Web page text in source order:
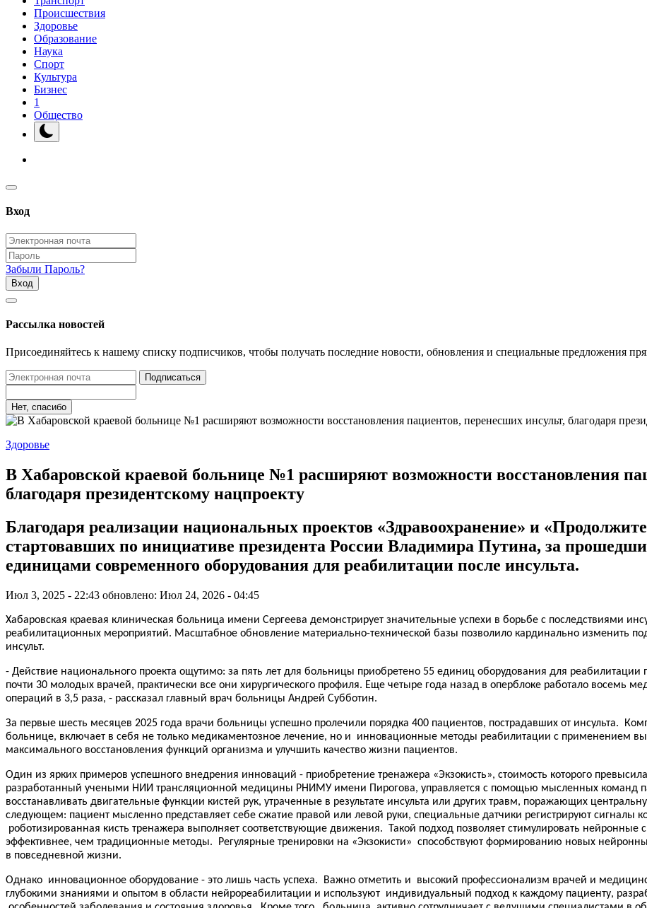
Происшествия
Здоровье
Образование
Наука
Спорт
Культура
Бизнес
1
Общество
Вход
Забыли Пароль?
Вход
Рассылка новостей
Присоединяйтесь к нашему списку подписчиков, чтобы получать последние новости, обновления и специальные предложения
Подписаться
Нет, спасибо
Здоровье
В Хабаровской краевой больнице №1 расширяют возможности восстановления
благодаря президентскому нацпроекту
Благодаря реализации национальных проектов «Здравоохранение» и
стартовавших по инициативе президента России Владимира Путина, за
единицами современного оборудования для реабилитации после инсульта.
Июл 3, 2025 - 22:43 обновлено: Июл 24, 2026 - 04:45
Хабаровская краевая клиническая больница имени Сергеева демонстрирует значительные успехи в борьбе с последствиями
реабилитационных мероприятий. Масштабное обновление материально-технической базы позволило кардинально изменить
инсульт.
- Действие национального проекта ощутимо: за пять лет для больницы приобретено 55 единиц оборудования для
почти 30 молодых врачей, практически все они хирургического профиля. Еще четыре года назад в оперблоке работало восемь
операций в 3,5 раза, - рассказал главный врач больницы Андрей Субботин.
За первые шесть месяцев 2025 года врачи больницы успешно пролечили порядка 400 пациентов, пострадавших от инсульта.
больнице, включает в себя не только медикаментозное лечение, но и инновационные методы реабилитации с применением
максимального восстановления функций организма и улучшить качество жизни пациентов.
Один из ярких примеров успешного внедрения инноваций - приобретение тренажера «Экзокисть», стоимость которого
разработанный учеными НИИ трансляционной медицины РНИМУ имени Пирогова, управляется с помощью мысленных команд
восстанавливать двигательные функции кистей рук, утраченные в результате инсульта или других травм, поражающих
следующем: пациент мысленно представляет себе сжатие правой или левой руки, специальные датчики регистрируют сигналы
роботизированная кисть тренажера выполняет соответствующие движения. Такой подход позволяет стимулировать нейронные
эффективнее, чем традиционные методы. Регулярные тренировки на «Экзокисти» способствуют формированию новых
в повседневной жизни.
Однако инновационное оборудование - это лишь часть успеха. Важно отметить и высокий профессионализм врачей и
глубокими знаниями и опытом в области нейрореабилитации и используют индивидуальный подход к каждому пациенту,